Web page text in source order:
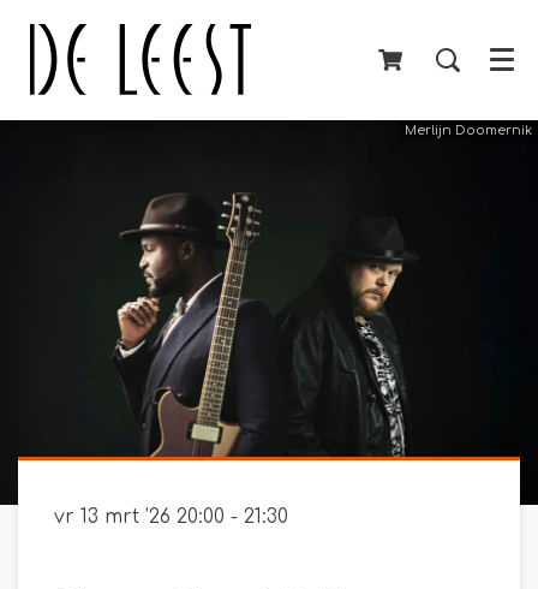
Menu
Merlijn Doomernik
vr 13 mrt ’26 20:00 - 21:30